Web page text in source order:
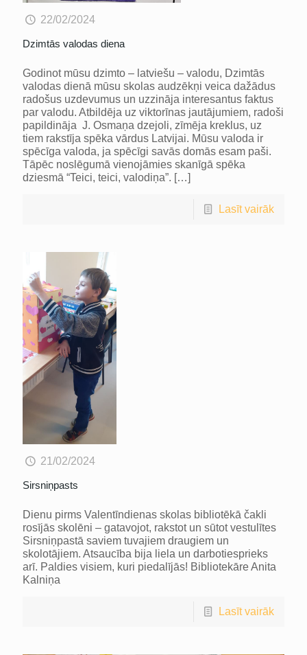
22/02/2024
Dzimtās valodas diena
Godinot mūsu dzimto – latviešu – valodu, Dzimtās
valodas dienā mūsu skolas audzēkņi veica dažādus
radošus uzdevumus un uzzināja interesantus faktus
par valodu. Atbildēja uz viktorīnas jautājumiem, radoši
papildināja J. Osmaņa dzejoli, zīmēja kreklus, uz
tiem rakstīja spēka vārdus Latvijai. Mūsu valoda ir
spēcīga valoda, ja spēcīgi savās domās esam paši.
Tāpēc noslēgumā vienojāmies skanīgā spēka
dziesmā “Teici, teici, valodiņa”. […]
Lasīt vairāk
21/02/2024
Sirsniņpasts
Dienu pirms Valentīndienas skolas bibliotēkā čakli
rosījās skolēni – gatavojot, rakstot un sūtot vestulītes
Sirsniņpastā saviem tuvajiem draugiem un
skolotājiem. Atsaucība bija liela un darbotiesprieks
arī. Paldies visiem, kuri piedalījās! Bibliotekāre Anita
Kalniņa
Lasīt vairāk